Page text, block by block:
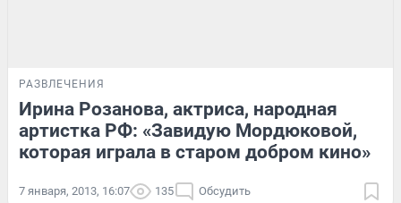
РАЗВЛЕЧЕНИЯ
Ирина Розанова, актриса, народная
артистка РФ: «Завидую Мордюковой,
которая играла в старом добром кино»
7 января, 2013, 16:07 135 Обсудить